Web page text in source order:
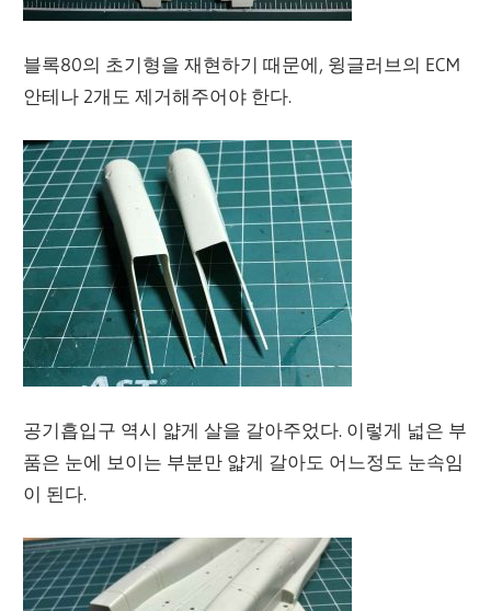
블록80의 초기형을 재현하기 때문에, 윙글러브의 ECM
안테나 2개도 제거해주어야 한다.
공기흡입구 역시 얇게 살을 갈아주었다. 이렇게 넓은 부
품은 눈에 보이는 부분만 얇게 갈아도 어느정도 눈속임
이 된다.